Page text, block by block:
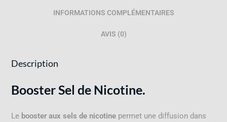
INFORMATIONS COMPLÉMENTAIRES
AVIS (0)
Description
Booster Sel de Nicotine.
Le booster aux sels de nicotine permet une diffusion dans